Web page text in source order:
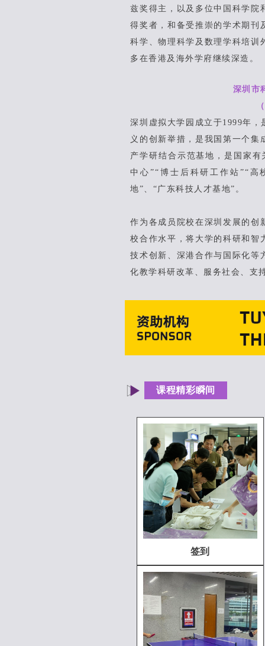
兹奖得主，以及多位中国科学院
得奖者，和备受推崇的学术期刊
科学、物理科学及数理学科培训
多在香港及海外学府继续深造。
深圳市
深圳虚拟大学园成立于1999年
义的创新举措，是我国第一个
产学研结合示范基地，是国家
中心”“博士后科研工作站”“
地”、“广东科技人才基地”。
作为各成员院校在深圳发展的创
校合作水平，将大学的科研和智
技术创新、深港合作与国际化等
化教学科研改革、服务社会、支
课程精彩瞬间
签到